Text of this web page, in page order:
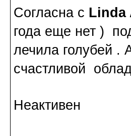
Согласна с Linda
года еще нет )
лечила голубей .
счастливой
Неактивен